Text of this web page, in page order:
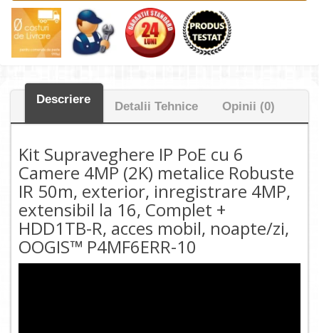
Descriere
Detalii Tehnice Opinii (0)
Kit Supraveghere IP PoE cu 6
Camere 4MP (2K) metalice Robuste
IR 50m, exterior, inregistrare 4MP,
extensibil la 16, Complet +
HDD1TB-R, acces mobil, noapte/zi,
OOGIS™ P4MF6ERR-10